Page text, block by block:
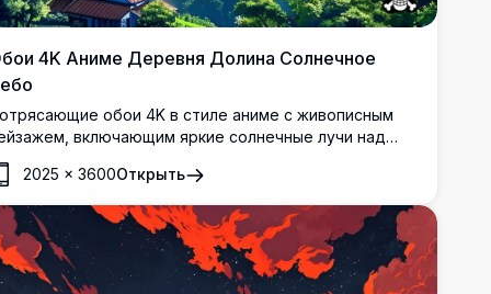
4K Аниме Деревня Долина Солнечное
обои 4K в стиле аниме с живописным
включающим яркие солнечные лучи над
зелёными долинами, очаровательную
деревушку, пологие горы и эффектные
облака на фоне ярко-голубого неба. Идеально
для обоев рабочего стола и мобильного
2025 × 3600Открыть